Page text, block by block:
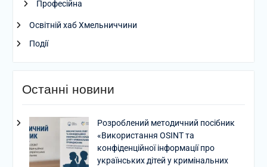
Професійна
Освітній хаб Хмельниччини
Події
Останні новини
Розроблений методичний посібник
«Використання OSINT та
конфіденційної інформації про
українських дітей у кримінальних